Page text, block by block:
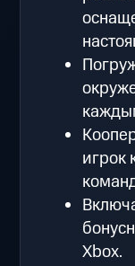
игрок
Xbox.